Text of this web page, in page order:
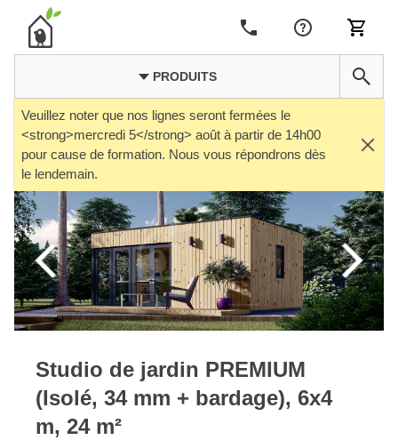
PRODUITS
Veuillez noter que nos lignes seront fermées le
<strong>mercredi 5</strong> août à partir de 14h00
pour cause de formation. Nous vous répondrons dès
le lendemain.
Studio de jardin PREMIUM
(Isolé, 34 mm + bardage), 6x4
m, 24 m²